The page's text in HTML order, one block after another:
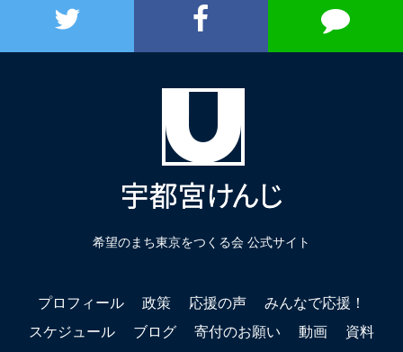
希望のまち東京をつくる会 公式サイト
プロフィール 政策 応援の声
みんなで応援！
スケジュール
ブログ 寄付のお願い 動画
資料